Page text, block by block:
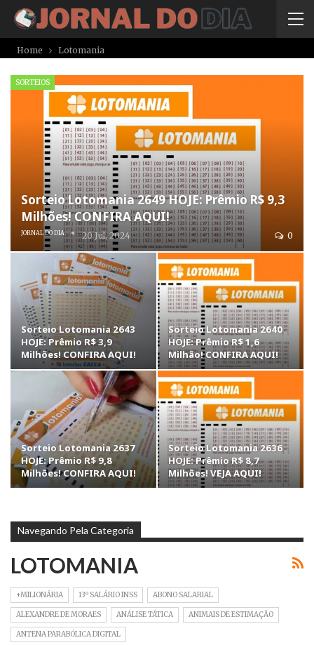
Home Lotomania
SORTEIOS
Sorteio Lotomania 2649 HOJE: Prêmio R$ 9,3
Milhões! CONFIRA AQUI!
JORNAL DO DIA 20 Jul, 2024 0
Sorteio Lotomania 2643
HOJE: Prêmio R$ 3,9
Milhões! CONFIRA AQUI!
Sorteio Lotomania 2640
HOJE: Prêmio R$ 1,6
Milhão! CONFIRA AQUI!
Sorteio Lotomania 2637
HOJE: Prêmio R$ 9,8
Milhões! CONFIRA AQUI!
Sorteio Lotomania 2636
HOJE: Prêmio R$ 8,7
Milhões! VEJA AQUI!
Navegando Pela Categoria
LOTOMANIA
+MILIONÁRIA 13º SALÁRIO INSS ABONO SALARIAL
ALEXANDRE DE MORAES ANÁLISE TÁTICA ANIMAIS DE ESTIMAÇÃO
ANTENA PARABÓLICA DIGITAL